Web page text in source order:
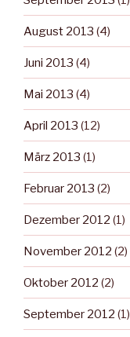
August 2013 (4)
Juni 2013 (4)
Mai 2013 (4)
April 2013 (12)
März 2013 (1)
Februar 2013 (2)
Dezember 2012 (1)
November 2012 (2)
Oktober 2012 (2)
September 2012 (1)